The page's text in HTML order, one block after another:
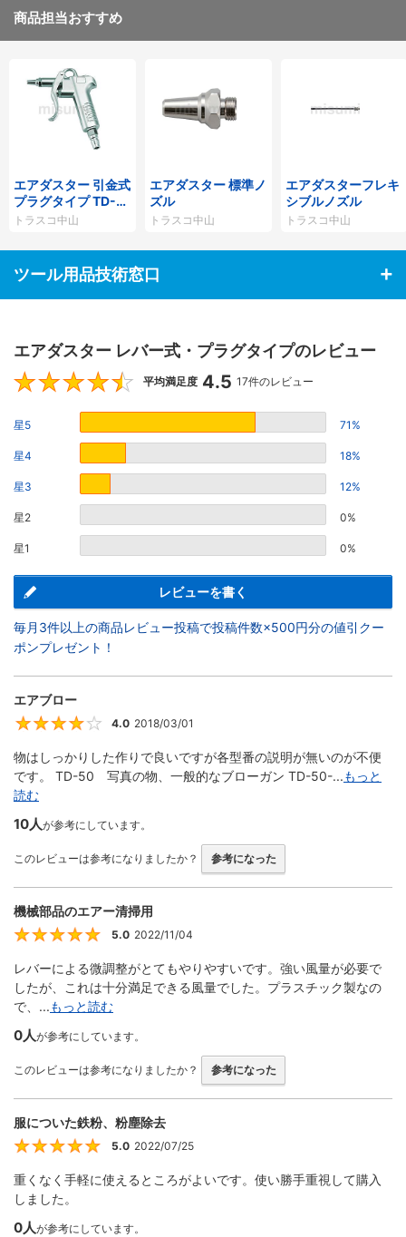
商品担当おすすめ
エアダスター 引金式
プラグタイプ TD-8
0
トラスコ中山
エアダスター 標準ノ
ズル
トラスコ中山
エアダスターフレキ
シブルノズル
トラスコ中山
ツール用品技術窓口
エアダスター レバー式・プラグタイプのレビュー
4.5
平均満足度 4.5 17件のレビュー
星5 71%
星4 18%
星3 12%
星2 0%
星1 0%
レビューを書く
毎月3件以上の商品レビュー投稿で投稿件数×500円分の値引クー
ポンプレゼント！
エアブロー
4
4.0 2018/03/01
物はしっかりした作りで良いですが各型番の説明が無いのが不便
です。 TD-50 写真の物、一般的なブローガン TD-50-...もっと
読む
10人が参考にしています。
このレビューは参考になりましたか？ 参考になった
機械部品のエアー清掃用
5
5.0 2022/11/04
レバーによる微調整がとてもやりやすいです。強い風量が必要で
したが、これは十分満足できる風量でした。プラスチック製なの
で、...もっと読む
0人が参考にしています。
このレビューは参考になりましたか？ 参考になった
服についた鉄粉、粉塵除去
5
5.0 2022/07/25
重くなく手軽に使えるところがよいです。使い勝手重視して購入
しました。
0人が参考にしています。